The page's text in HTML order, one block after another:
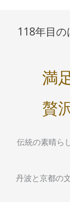
118年目
満
贅
伝統の素晴ら
丹波と京都の